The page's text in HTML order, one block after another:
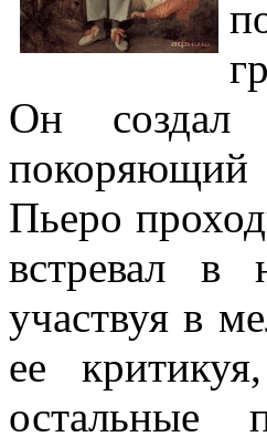
Он создал
покоряющий
Пьеро
встревал в
участвуя в
ее
остальные